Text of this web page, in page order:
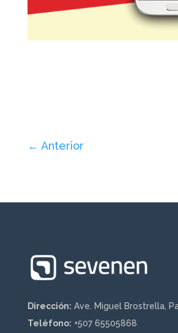
← Anterior
Dirección: Ave. Miguel Brostrella,
Teléfono: +507 65505868